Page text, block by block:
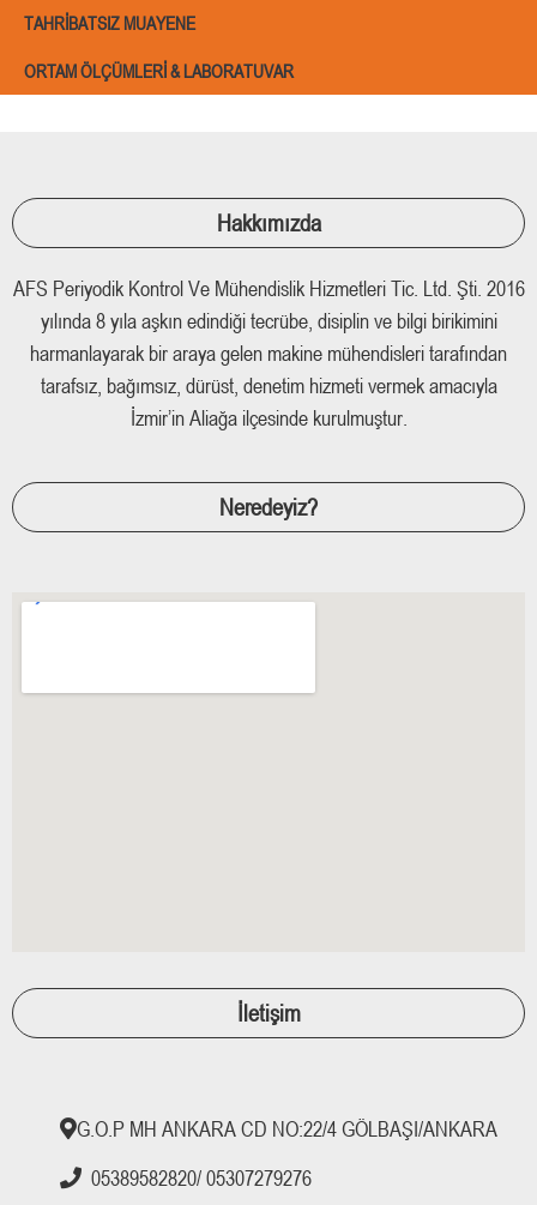
TAHRIBATSIZ MUAYENE
ORTAM ÖLÇÜMLERI & LABORATUVAR
Hakkımızda
AFS Periyodik Kontrol Ve Mühendislik Hizmetleri Tic. Ltd. Şti. 2016
yılında 8 yıla aşkın edindiği tecrübe, disiplin ve bilgi birikimini
harmanlayarak bir araya gelen makine mühendisleri tarafından
tarafsız, bağımsız, dürüst, denetim hizmeti vermek amacıyla
İzmir’in Aliağa ilçesinde kurulmuştur.
Neredeyiz?
İletişim
G.O.P MH ANKARA CD NO:22/4 GÖLBAŞI/ANKARA
05389582820/ 05307279276